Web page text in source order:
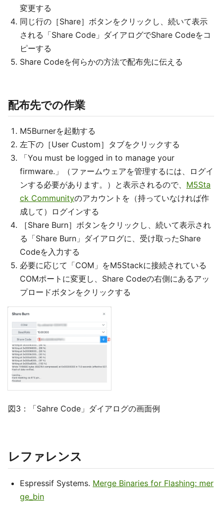
変更する
同じ行の［Share］ボタンをクリックし、続いて表示
される「Share Code」ダイアログでShare Codeをコ
ピーする
Share Codeを何らかの方法で配布先に伝える
配布先での作業
M5Burnerを起動する
左下の［User Custom］タブをクリックする
「You must be logged in to manage your
firmware.」（ファームウェアを管理するには、ログイ
ンする必要があります。）と表示されるので、 M5Sta
ck Communityのアカウントを（持っていなければ作
成して）ログインする
［Share Burn］ボタンをクリックし、続いて表示され
る「Share Burn」ダイアログに、受け取ったShare
Codeを入力する
必要に応じて「COM」をM5Stackに接続されている
COMポートに変更し、Share Codeの右側にあるアッ
プロードボタンをクリックする
図3：「Sahre Code」ダイアログの画面例
レファレンス
Espressif Systems. Merge Binaries for Flashing: mer
ge_bin